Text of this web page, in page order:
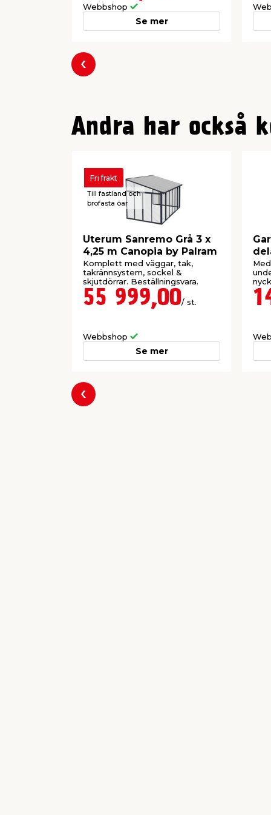
Snötålighet: max. 93 kg/m²
Vindtålighet: 150 km/h
Ljusgenomsläpp: 92%
Material profiler/fästen: Aluminium &
Monteringshöjd över dörr: min. 250
Webbshop
Se mer
Föregående
Andra har också
Fri frakt
Till fastland och
brofasta öar
Uterum Sanremo Grå 3 x
4,25 m Canopia by Palram
Komplett med väggar, tak,
takrännsystem, sockel &
skjutdörrar. Beställningsvara.
55 999,00/ st.
Webbshop
Se mer
Föregående